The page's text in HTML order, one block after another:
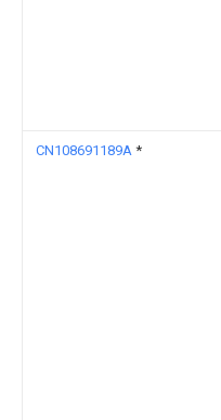
CN108691189A *